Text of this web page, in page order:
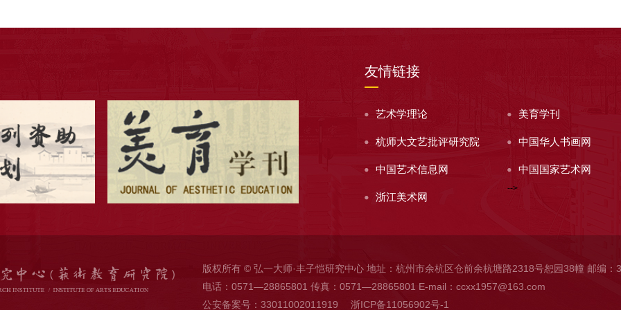
友情链接
艺术学理论 美育学刊
杭师大文艺批评研究院 中国华人书画网
中国艺术信息网 中国国家艺术网
浙江美术网
-->
版权所有 © 弘一大师·丰子恺研究中心 地址：杭州市余杭区仓前余杭塘路2318号恕园38幢 邮编：
电话：0571—28865801 传真：0571—28865801 E-mail：ccxx1957@163.com
公安备案号：33011002011919
浙ICP备11056902号-1